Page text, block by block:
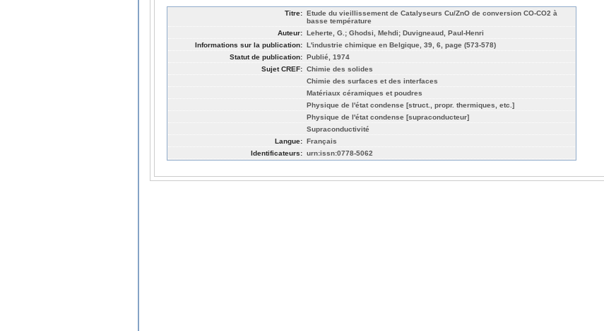
Titre: Etude du vieillissement de Catalyseurs Cu/ZnO de conversion CO-CO2 à
basse température
Auteur: Leherte, G.; Ghodsi, Mehdi; Duvigneaud, Paul-Henri
Informations sur la publication: L'industrie chimique en Belgique, 39, 6, page (573-578)
Statut de publication: Publié, 1974
Sujet CREF: Chimie des solides
Chimie des surfaces et des interfaces
Matériaux céramiques et poudres
Physique de l'état condense [struct., propr. thermiques, etc.]
Physique de l'état condense [supraconducteur]
Supraconductivité
Langue: Français
Identificateurs: urn:issn:0778-5062